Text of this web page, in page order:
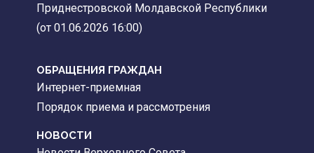
Приднестровской Молдавской Республики
(от 01.06.2026 16:00)
ОБРАЩЕНИЯ ГРАЖДАН
Интернет-приемная
Порядок приема и рассмотрения
НОВОСТИ